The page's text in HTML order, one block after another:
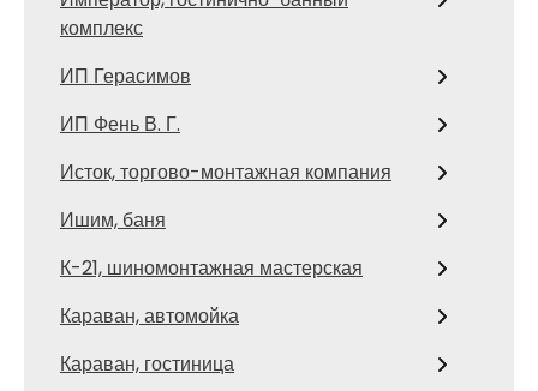
комплекс
ИП Герасимов
ИП Фень В. Г.
Исток, торгово-монтажная компания
Ишим, баня
К-21, шиномонтажная мастерская
Караван, автомойка
Караван, гостиница